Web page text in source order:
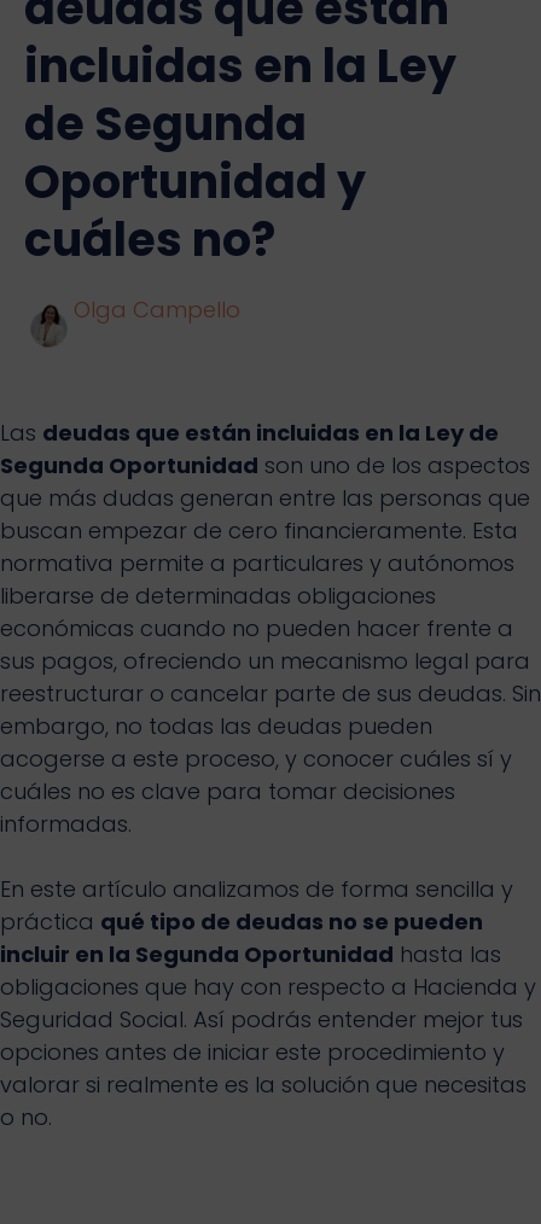
incluidas en la Ley
de Segunda
Oportunidad y
cuáles no?
Olga Campello
Las deudas que están incluidas en la Ley de
Segunda Oportunidad son uno de los aspectos
que más dudas generan entre las personas que
buscan empezar de cero financieramente. Esta
normativa permite a particulares y autónomos
liberarse de determinadas obligaciones
económicas cuando no pueden hacer frente a
sus pagos, ofreciendo un mecanismo legal para
reestructurar o cancelar parte de sus deudas. Sin
embargo, no todas las deudas pueden
acogerse a este proceso, y conocer cuáles sí y
cuáles no es clave para tomar decisiones
informadas.
En este artículo analizamos de forma sencilla y
práctica qué tipo de deudas no se pueden
incluir en la Segunda Oportunidad hasta las
obligaciones que hay con respecto a Hacienda y
Seguridad Social. Así podrás entender mejor tus
opciones antes de iniciar este procedimiento y
valorar si realmente es la solución que necesitas
o no.